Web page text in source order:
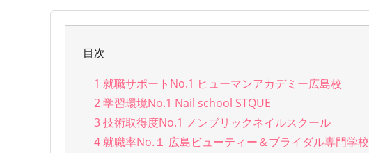
目次
1 就職サポートNo.1 ヒューマンアカデミー広島校
2学習環境No.1 Nail school STQUE
3技術取得度No.1 ノンブリックネイルスクール
4就職率No.１ 広島ビューティー＆ブライダル専門学校